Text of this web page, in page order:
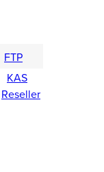
FTP
KAS
Reseller